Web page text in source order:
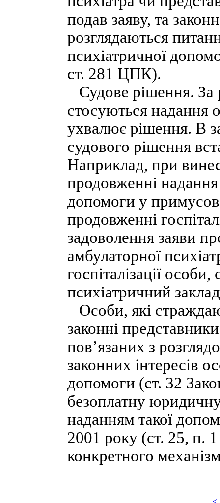
подав заяву, та
розглядаються
психіатричної
ст. 281 ЦПК).
Судове рішення. За
стосуються надання
ухвалює рішення. В
судового рішення
Наприклад, при
продовженні надання
допомоги у
продовженні
задоволення заяви
амбулаторної
госпіталізації
психіатричний
Особи, які
законні
пов’язаних з
законних інтересів
допомоги (ст. 32
безоплатну
наданням такої
2001 року (ст. 25, п.
конкретного
<